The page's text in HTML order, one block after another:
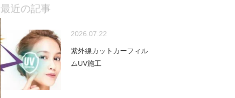
最近の記事
2026.07.22
紫外線カットカーフィル
ムUV施工